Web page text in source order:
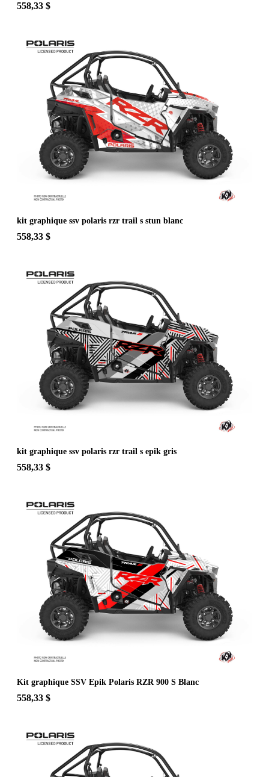
558,33 $
kit graphique ssv polaris rzr trail s stun blanc
558,33 $
kit graphique ssv polaris rzr trail s epik gris
558,33 $
Kit graphique SSV Epik Polaris RZR 900 S Blanc
558,33 $